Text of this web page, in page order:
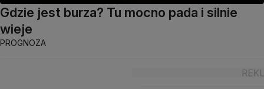
Gdzie jest burza? Tu mocno pada i silnie
wieje
PROGNOZA